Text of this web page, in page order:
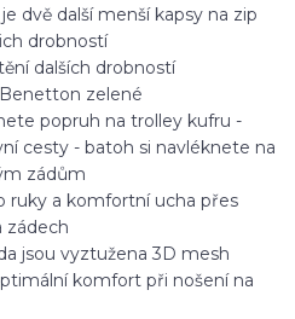
dvě další menší kapsy na zip
drobností
dalších drobností
zelené
popruh na trolley kufru -
cesty - batoh si navléknete na
zádům
ruky a komfortní ucha přes
zádech
jsou vyztužena 3D mesh
komfort při nošení na